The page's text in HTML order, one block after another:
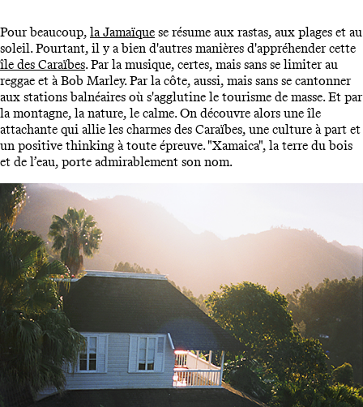
Pour beaucoup, la Jamaïque se résume aux rastas, aux plages et au
soleil. Pourtant, il y a bien d'autres manières d'appréhender cette
île des Caraïbes. Par la musique, certes, mais sans se limiter au
reggae et à Bob Marley. Par la côte, aussi, mais sans se cantonner
aux stations balnéaires où s'agglutine le tourisme de masse. Et par
la montagne, la nature, le calme. On découvre alors une île
attachante qui allie les charmes des Caraïbes, une culture à part et
un positive thinking à toute épreuve. "Xamaica", la terre du bois
et de l’eau, porte admirablement son nom.